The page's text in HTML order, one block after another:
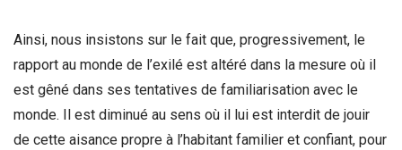
Ainsi, nous insistons sur le fait que, progressivement, le
rapport au monde de l’exilé est altéré dans la mesure où il
est gêné dans ses tentatives de familiarisation avec le
monde. Il est diminué au sens où il lui est interdit de jouir
de cette aisance propre à l’habitant familier et confiant, pour